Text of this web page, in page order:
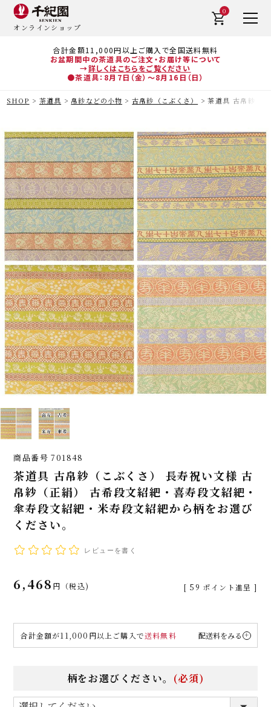
合計金額11,000円以上ご購入で全国送料無料
お盆期間中の茶道具のご注文・お届け等について
→詳しくはこちらをご覧ください
●茶道具：8月7日（金）～8月16日（日）
オンラインショップ
0
SHOP 茶道具 帛紗などの小物 古帛紗（こぶくさ） 茶道具 古帛紗（
商品番号 701848
茶道具 古帛紗（こぶくさ） 長寿祝い文様 古
帛紗（正絹） 古希段文紹紦・喜寿段文紹紦・
傘寿段文紹紦・米寿段文紹紦から柄をお選び
ください。
レビューを書く
6,468 税込 [ 59 ポイント進呈 ]
合計金額が11,000円以上ご購入で送料無料 配送料をみる
柄をお選びください。 (必須)